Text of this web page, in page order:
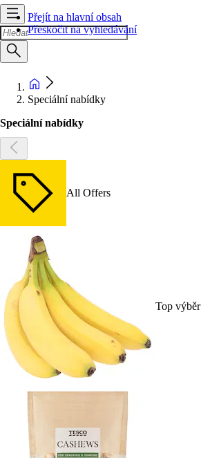
Přejít na hlavní obsah
Přeskočit na vyhledávání
Speciální nabídky
Speciální nabídky
All Offers
Top výběr